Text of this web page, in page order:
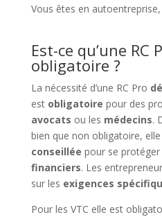
Vous êtes en
Est-ce qu’une RC
obligatoire ?
La nécessité d’une RC Pro
est obligatoire pour des
avocats ou les médecins.
bien que non obligatoire,
conseillée pour se
financiers. Les
sur les exigences
Pour les VTC elle est